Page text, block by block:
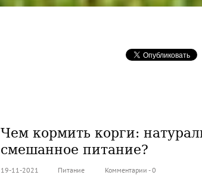
Чем кормить корги:
смешанное питание?
19-11-2021 Питание Комментарии - 0